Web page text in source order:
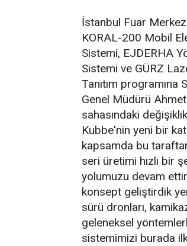
İstanbul Fuar
KORAL-200 Mobil
Sistemi, EJDERHA
Sistemi ve GÜRZ
Tanıtım
Genel Müdürü
sahasındaki
Kubbe'nin yeni bir
kapsamda bu
seri üretimi hızlı bir
yolumuzu devam
konsept geliştirdik
sürü dronları,
geleneksel
sistemimizi burada